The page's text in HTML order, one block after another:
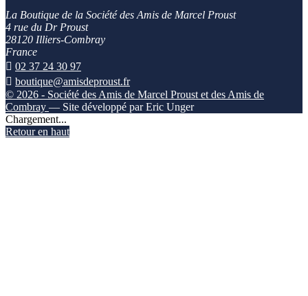
La Boutique de la Société des Amis de Marcel Proust
4 rue du Dr Proust
28120 Illiers-Combray
France
 02 37 24 30 97
 boutique@amisdeproust.fr
© 2026 - Société des Amis de Marcel Proust et des Amis de
Combray — Site développé par Eric Unger
Chargement...
Retour en haut